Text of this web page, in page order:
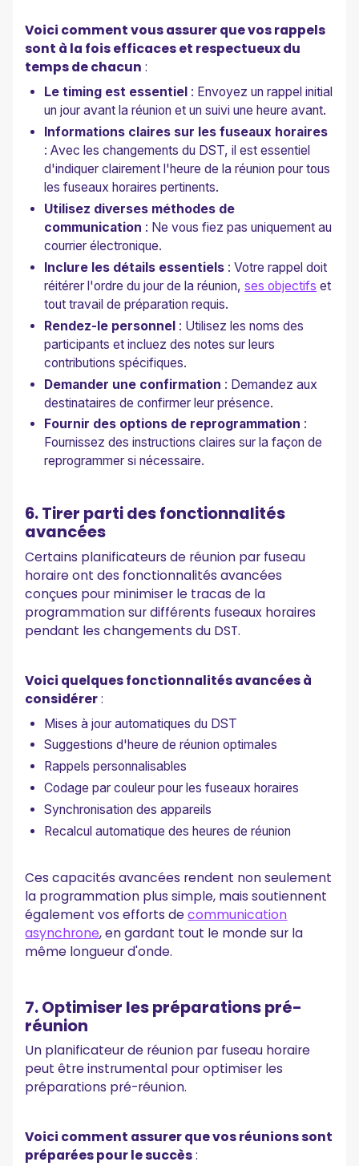
Voici comment vous assurer que vos rappels
sont à la fois efficaces et respectueux du
temps de chacun :
Le timing est essentiel : Envoyez un rappel initial
un jour avant la réunion et un suivi une heure avant.
Informations claires sur les fuseaux horaires
: Avec les changements du DST, il est essentiel
d'indiquer clairement l'heure de la réunion pour tous
les fuseaux horaires pertinents.
Utilisez diverses méthodes de
communication : Ne vous fiez pas uniquement au
courrier électronique.
Inclure les détails essentiels : Votre rappel doit
réitérer l'ordre du jour de la réunion,ses objectifs et
tout travail de préparation requis.
Rendez-le personnel : Utilisez les noms des
participants et incluez des notes sur leurs
contributions spécifiques.
Demander une confirmation : Demandez aux
destinataires de confirmer leur présence.
Fournir des options de reprogrammation :
Fournissez des instructions claires sur la façon de
reprogrammer si nécessaire.
6. Tirer parti des fonctionnalités
avancées
Certains planificateurs de réunion par fuseau
horaire ont des fonctionnalités avancées
conçues pour minimiser le tracas de la
programmation sur différents fuseaux horaires
pendant les changements du DST.
Voici quelques fonctionnalités avancées à
considérer:
Mises à jour automatiques du DST
Suggestions d'heure de réunion optimales
Rappels personnalisables
Codage par couleur pour les fuseaux horaires
Synchronisation des appareils
Recalcul automatique des heures de réunion
Ces capacités avancées rendent non seulement
la programmation plus simple, mais soutiennent
également vos efforts decommunication
asynchrone, en gardant tout le monde sur la
même longueur d'onde.
7. Optimiser les préparations pré-
réunion
Un planificateur de réunion par fuseau horaire
peut être instrumental pour optimiser les
préparations pré-réunion.
Voici comment assurer que vos réunions sont
préparées pour le succès: